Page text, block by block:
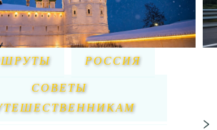
РОССИЯ
СОВЕТЫ